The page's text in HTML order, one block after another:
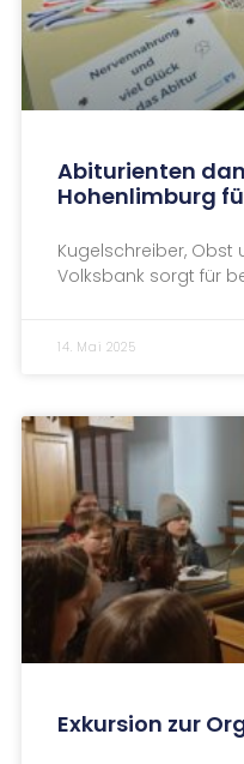
Abiturienten
Hohenlimburg
Kugelschreiber, Obst
Volksbank sorgt für
14. Mai 2025
Exkursion zur